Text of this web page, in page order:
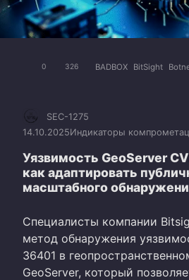
0 326 BADBOX BitSight
SEC-1275
14.10.2025Индикаторы
Уязвимость GeoServer
как адаптировать
масштабного
Специалисты компании
метод обнаружения
36401 в
GeoServer, который